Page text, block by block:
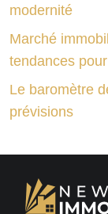
modernité
Marché
tendances
Le baromètre
prévisions